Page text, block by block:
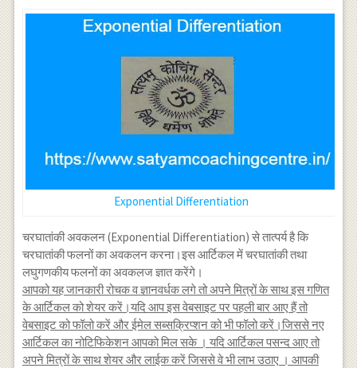
Exponential Differentiation
चरघातांकी अवकलन (Exponential Differentiation) से तात्पर्य है कि
चरघातांकी फलनों का अवकलन करना।इस आर्टिकल में चरघातांकी तथा
लघुगणकीय फलनों का अवकलज ज्ञात करेंगे।
आपको यह जानकारी रोचक व ज्ञानवर्धक लगे तो अपने मित्रों के साथ इस गणित
के आर्टिकल को शेयर करें।यदि आप इस वेबसाइट पर पहली बार आए हैं तो
वेबसाइट को फॉलो करें और ईमेल सब्सक्रिप्शन को भी फॉलो करें।जिससे नए
आर्टिकल का नोटिफिकेशन आपको मिल सके । यदि आर्टिकल पसन्द आए तो
अपने मित्रों के साथ शेयर और लाईक करें जिससे वे भी लाभ उठाए । आपकी